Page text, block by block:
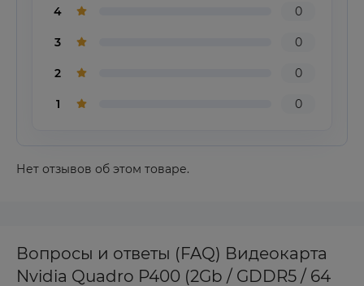
4 0
3 0
2 0
1 0
Нет отзывов об этом товаре.
Вопросы и ответы (FAQ) Видеокарта
Nvidia Quadro P400 (2Gb / GDDR5 / 64